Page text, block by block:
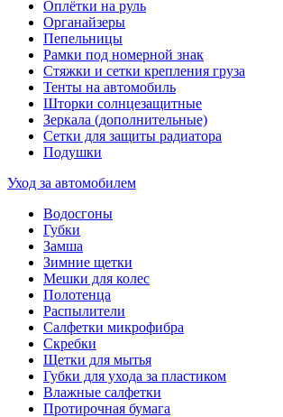
Оплётки на руль
Органайзеры
Пепельницы
Рамки под номерной знак
Стяжки и сетки крепления груза
Тенты на автомобиль
Шторки солнцезащитные
Зеркала (дополнительные)
Сетки для защиты радиатора
Подушки
Уход за автомобилем
Водосгоны
Губки
Замша
Зимние щетки
Мешки для колес
Полотенца
Распылители
Салфетки микрофибра
Скребки
Щетки для мытья
Губки для ухода за пластиком
Влажные салфетки
Протирочная бумага